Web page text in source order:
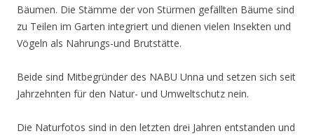
Bäumen. Die Stämme der von Stürmen gefällten Bäume sind
zu Teilen im Garten integriert und dienen vielen Insekten und
Vögeln als Nahrungs-und Brutstätte.
Beide sind Mitbegründer des NABU Unna und setzen sich seit
Jahrzehnten für den Natur- und Umweltschutz nein.
Die Naturfotos sind in den letzten drei Jahren entstanden und